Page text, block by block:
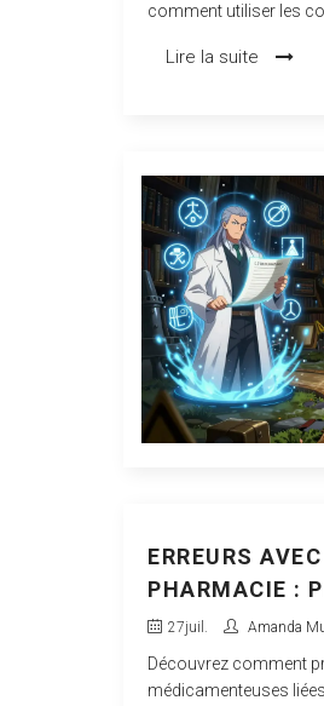
comment utiliser les
Lire la suite
ERREURS
PHARMACIE :
CORRECTION
27juil. Amanda
Découvrez comment
médicamenteuses